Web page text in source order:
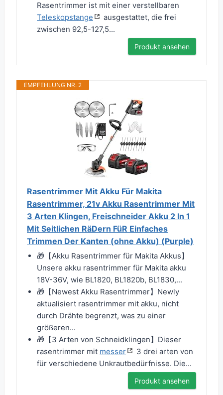
Rasentrimmer ist mit einer verstellbaren
Teleskopstange
ausgestattet, die frei
zwischen 92,5-127,5...
Produkt ansehen
EMPFEHLUNG NR. 2
Rasentrimmer Mit Akku Für Makita
Rasentrimmer, 21v Akku Rasentrimmer Mit
3 Arten Klingen, Freischneider Akku 2 In 1
Mit Seitlichen RäDern FüR Einfaches
Trimmen Der Kanten (ohne Akku) (Purple)
🎁【Akku Rasentrimmer für Makita Akkus】
Unsere akku rasentrimmer für Makita akku
18V-36V, wie BL1820, BL1820b, BL1830,...
🎁【Newest Akku Rasentrimmer】Newly
aktualisiert rasentrimmer mit akku, nicht
durch Drähte begrenzt, was zu einer
größeren...
🎁【3 Arten von Schneidklingen】Dieser
rasentrimmer mit messer
3 drei arten von
für verschiedene Unkrautbedürfnisse. Die...
Produkt ansehen